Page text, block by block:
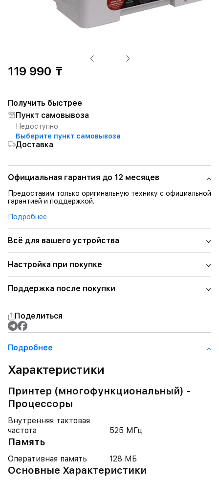
119 990 ₸
Получить быстрее
Пункт самовывоза
Недоступно
Выберите пункт самовывоза
Доставка
Официальная гарантия до 12 месяцев
Предоставим только оригинальную технику с официальной
гарантией и поддержкой.
Подробнее
Всё для вашего устройства
Настройка при покупке
Поддержка после покупки
Поделиться
Подробнее
Характеристики
Принтер (многофункциональный) -
Процессоры
Внутренняя тактовая
частота
525 МГц
Память
Оперативная память 128 МБ
Основные Характеристики